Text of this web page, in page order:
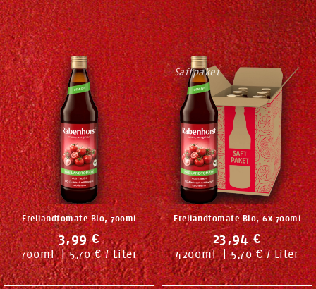
Freilandtomate Bio, 700ml
3,99 €
700 ml | 5,70 € / Liter
Saftpaket
Freilandtomate Bio, 6x 700ml
23,94 €
4200 ml | 5,70 € / Liter